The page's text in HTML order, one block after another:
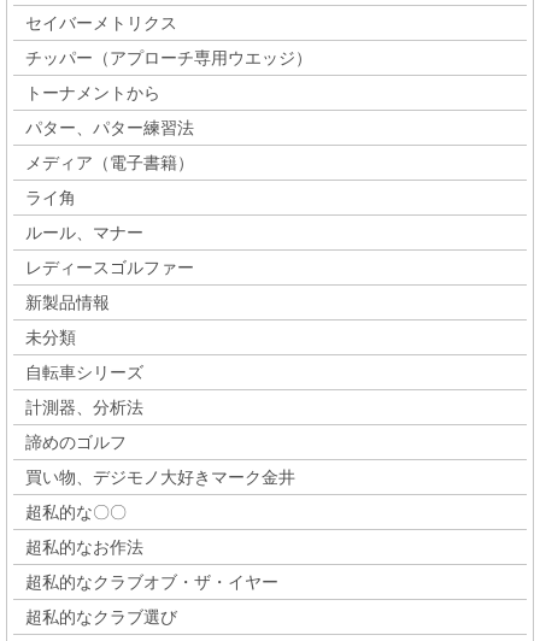
セイバーメトリクス
チッパー（アプローチ専用ウエッジ）
トーナメントから
パター、パター練習法
メディア（電子書籍）
ライ角
ルール、マナー
レディースゴルファー
新製品情報
未分類
自転車シリーズ
計測器、分析法
諦めのゴルフ
買い物、デジモノ大好きマーク金井
超私的な〇〇
超私的なお作法
超私的なクラブオブ・ザ・イヤー
超私的なクラブ選び